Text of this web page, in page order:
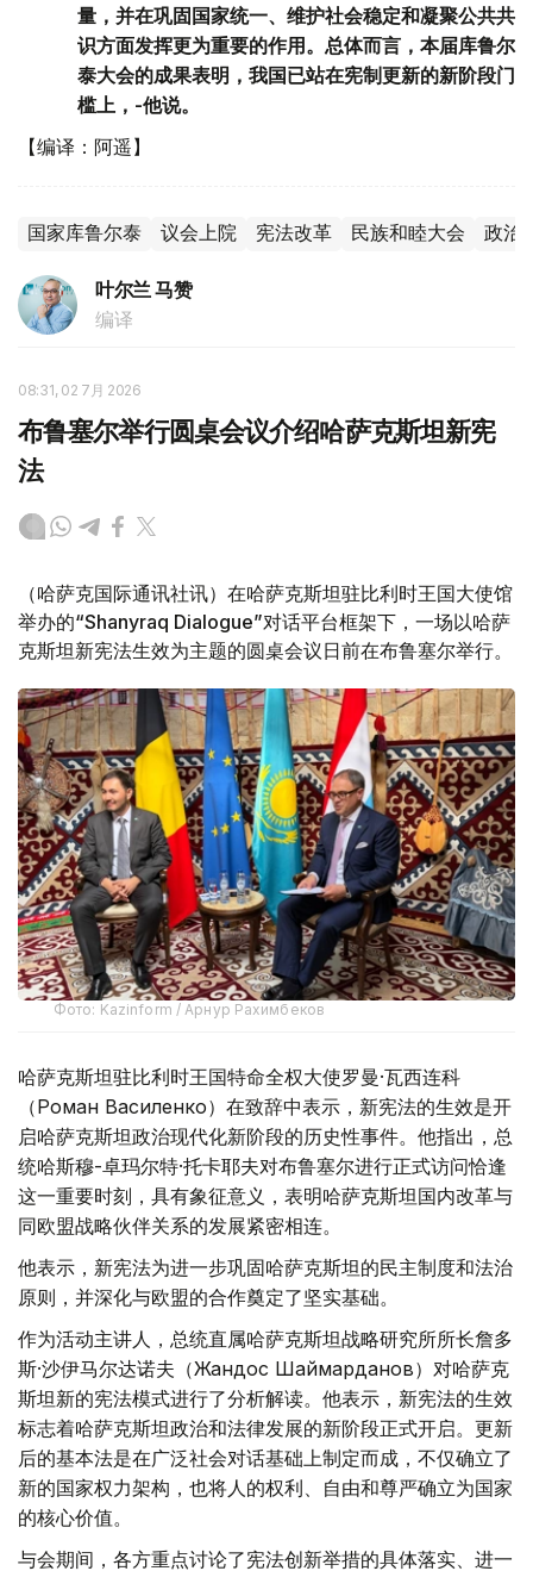
量，并在巩固国家统一、维护社会稳定和凝聚公共共
识方面发挥更为重要的作用。总体而言，本届库鲁尔
泰大会的成果表明，我国已站在宪制更新的新阶段门
槛上，-他说。
【编译：阿遥】
国家库鲁尔泰 议会上院 宪法改革 民族和睦大会 政治
叶尔兰 马赞
编译
08:31, 02 7月 2026
布鲁塞尔举行圆桌会议介绍哈萨克斯坦新宪
法
（哈萨克国际通讯社讯）在哈萨克斯坦驻比利时王国大使馆
举办的“Shanyraq Dialogue”对话平台框架下，一场以哈萨
克斯坦新宪法生效为主题的圆桌会议日前在布鲁塞尔举行。
Фото: Kazinform / Арнур Рахимбеков
哈萨克斯坦驻比利时王国特命全权大使罗曼·瓦西连科
（Роман Василенко）在致辞中表示，新宪法的生效是开
启哈萨克斯坦政治现代化新阶段的历史性事件。他指出，总
统哈斯穆-卓玛尔特·托卡耶夫对布鲁塞尔进行正式访问恰逢
这一重要时刻，具有象征意义，表明哈萨克斯坦国内改革与
同欧盟战略伙伴关系的发展紧密相连。
他表示，新宪法为进一步巩固哈萨克斯坦的民主制度和法治
原则，并深化与欧盟的合作奠定了坚实基础。
作为活动主讲人，总统直属哈萨克斯坦战略研究所所长詹多
斯·沙伊马尔达诺夫（Жандос Шаймарданов）对哈萨克
斯坦新的宪法模式进行了分析解读。他表示，新宪法的生效
标志着哈萨克斯坦政治和法律发展的新阶段正式开启。更新
后的基本法是在广泛社会对话基础上制定而成，不仅确立了
新的国家权力架构，也将人的权利、自由和尊严确立为国家
的核心价值。
与会期间，各方重点讨论了宪法创新举措的具体落实、进一